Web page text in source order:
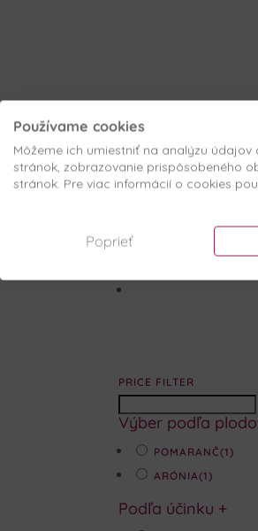
PRICE FILTER
Výber podľa
POMARANČ(1)
ARÓNIA(1)
Podľa účinku +
Používame cookies
Môžeme ich umiestniť na analýzu
stránok, zobrazovanie prispôsobeného
stránok. Pre viac informácií o cookies
Poprieť